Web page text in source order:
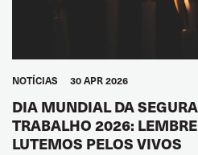
NOTÍCIAS 30 APR 2026
DIA MUNDIAL DA
TRABALHO 2026:
LUTEMOS PELOS VIVOS